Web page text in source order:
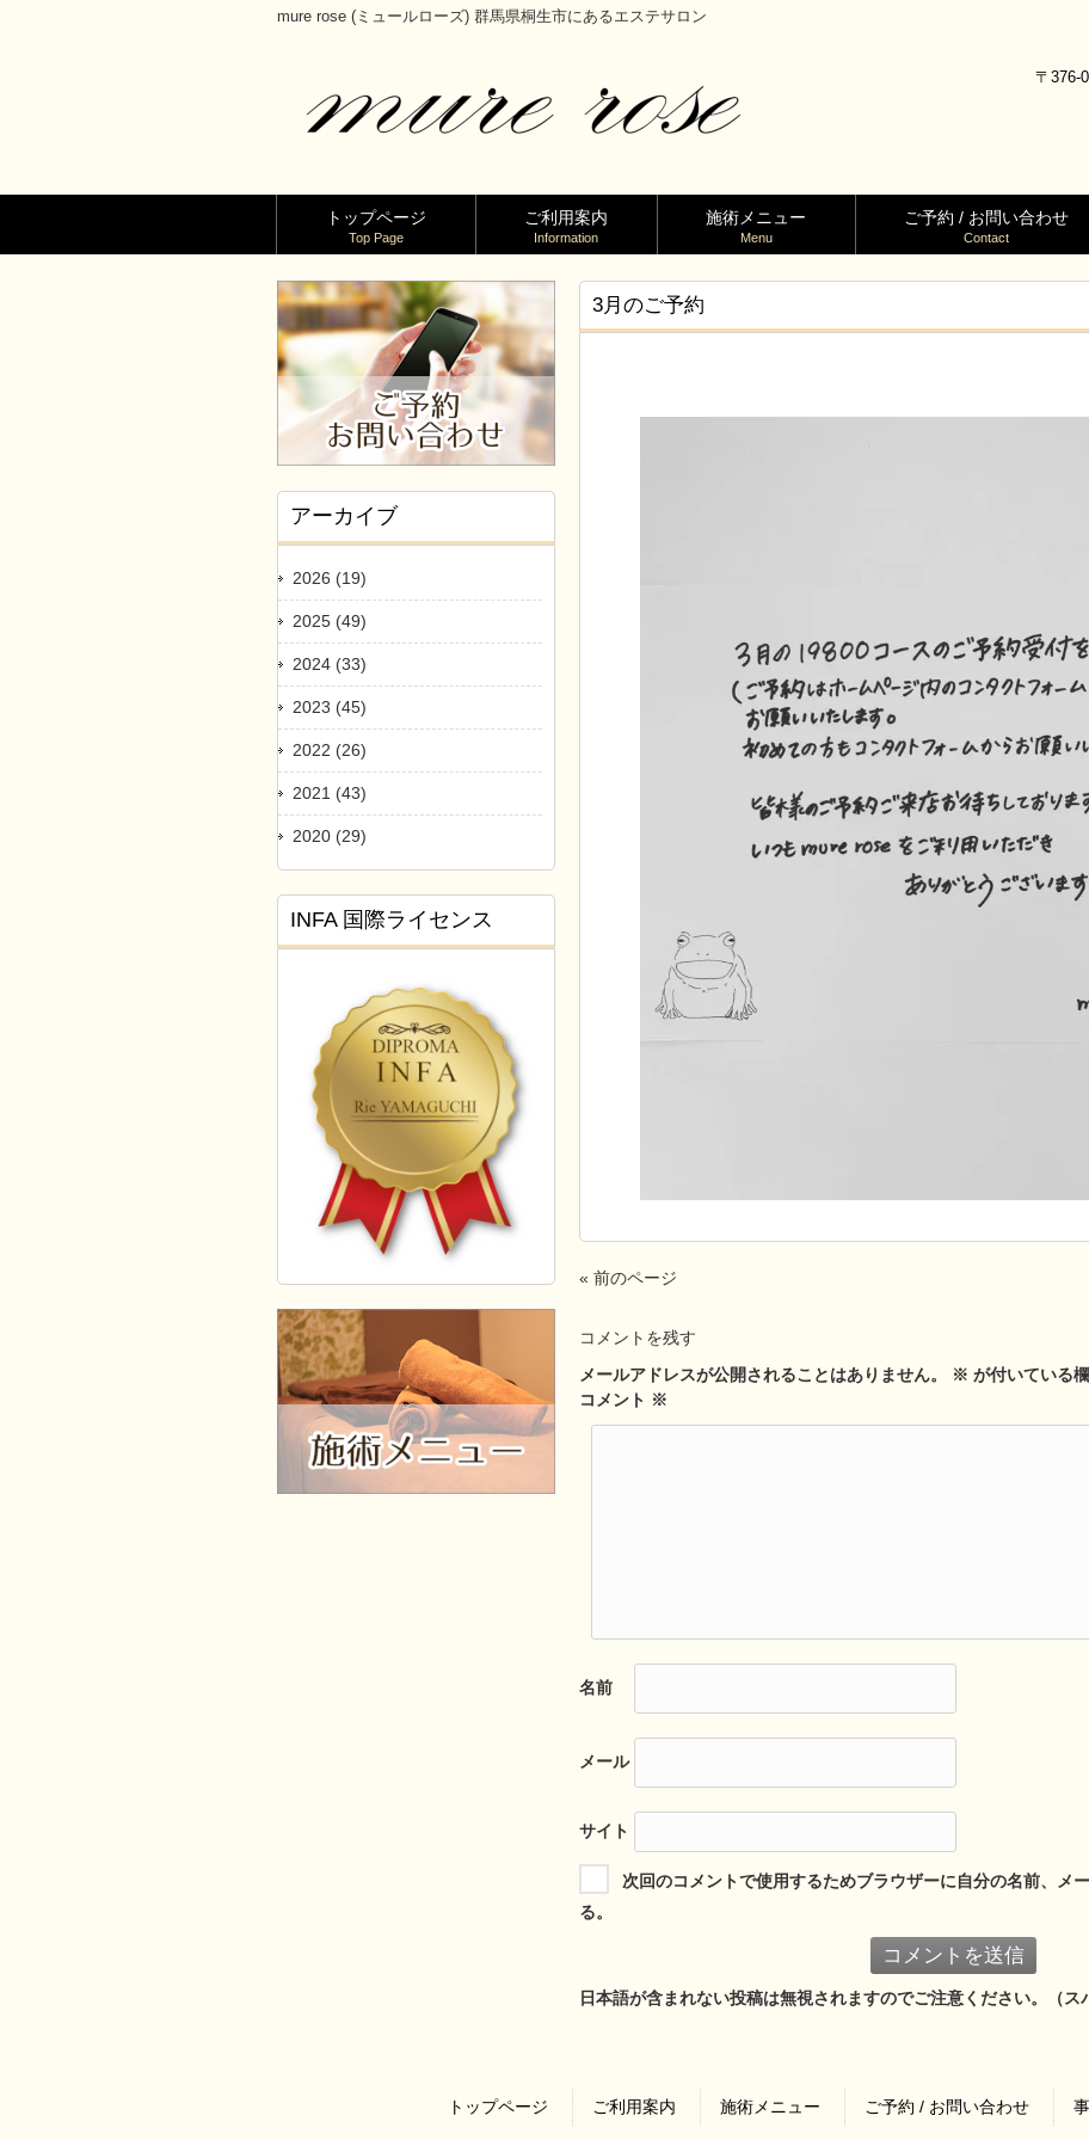
mure rose (ミュールローズ) 群馬県桐生市にあるエステサロン
〒376-
トップページ
Top Page
ご利用案内
Information
施術メニュー
Menu
ご予約 / お問い合わせ
Contact
3月のご予約
« 前のページ
コメントを残す
メールアドレスが公開されることはありません。
※ が付いている
コメント ※
名前
メール
サイト
次回のコメントで使用するためブラウザーに自分の名前、メ
る。
日本語が含まれない投稿は無視されますのでご注意ください。（ス
アーカイブ
2026 (19)
2025 (49)
2024 (33)
2023 (45)
2022 (26)
2021 (43)
2020 (29)
INFA 国際ライセンス
トップページ ご利用案内 施術メニュー ご予約 / お問い合わせ